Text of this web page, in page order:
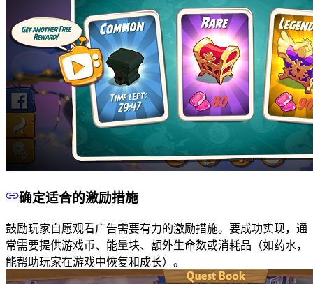
确定适合的激励措施
鼓励玩家自愿观看广告需要有力的激励措施。要成功实现，通
常需要提供游戏币、能量块、额外生命数或消耗品（如药水，
能帮助玩家在游戏中恢复和成长）。